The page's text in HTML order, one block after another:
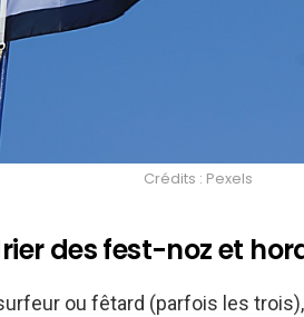
Crédits : Pexels
des fest-noz et
ou fêtard (parfois les